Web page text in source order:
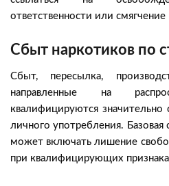
ответственности или смягчение
Сбыт наркотиков по
Сбыт, пересылка,
направленные на
квалифицируются
личного употребления.
может включать лишение
при квалифицирующих